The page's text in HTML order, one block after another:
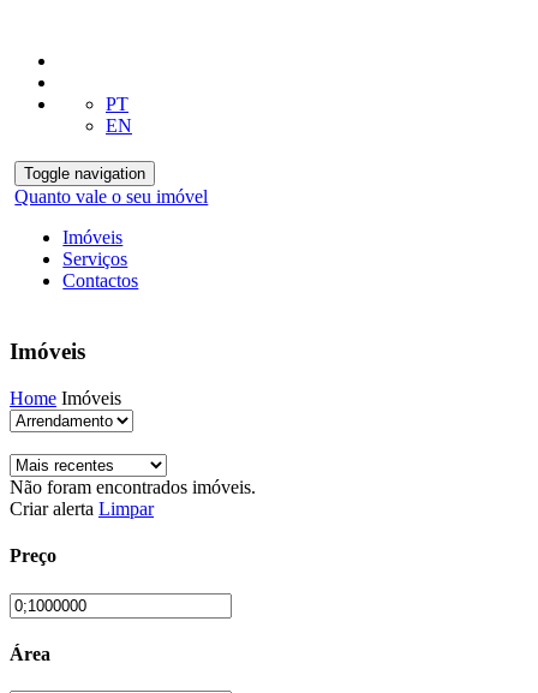
PT
EN
Toggle navigation
Quanto vale o seu imóvel
Imóveis
Serviços
Contactos
Imóveis
Home Imóveis
Não foram encontrados imóveis.
Criar alerta Limpar
Preço
Área